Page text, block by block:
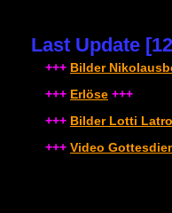
Last Update [12
+++ Bilder
+++ Erlöse +++
+++ Bilder Lotti
+++ Video